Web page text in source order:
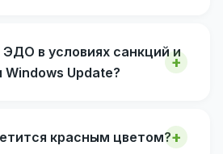
ЭДО в условиях санкций и
Update?
красным цветом?